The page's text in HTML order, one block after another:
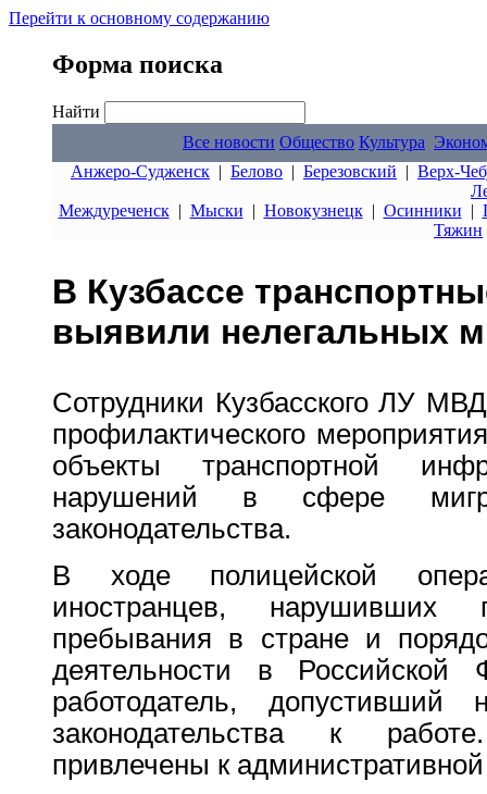
Перейти к основному содержанию
Форма поиска
Найти
Все новости Общество Культура
Анжеро-Судженск | Белово | Березовский | Верх-
Междуреченск| Мыски | Новокузнецк| Осинники |
Тяжин
В Кузбассе
выявили нелегальных
Сотрудники Кузбасского ЛУ
профилактического
объекты транспортной
нарушений в сфере
законодательства.
В ходе полицейской
иностранцев,
пребывания в стране и
деятельности в
работодатель, допустивший
законодательства к
привлечены к административной